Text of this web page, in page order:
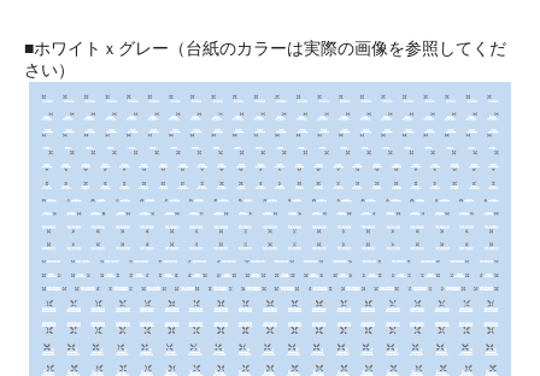
■ホワイトｘグレー（台紙のカラーは実際の画像を参照してくだ
さい）